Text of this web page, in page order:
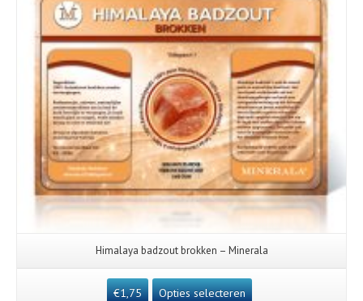
Himalaya badzout brokken – Minerala
€1,75 Opties selecteren